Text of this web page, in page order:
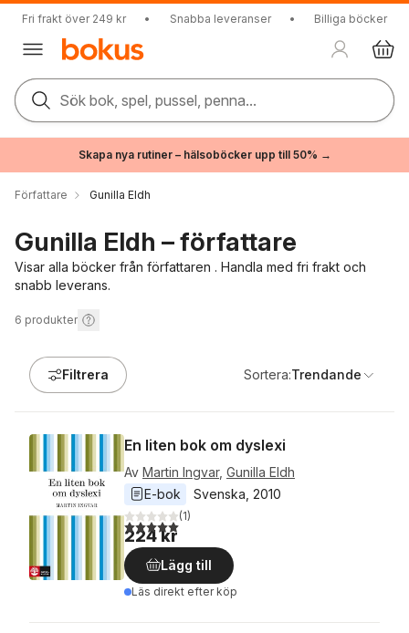
Fri frakt över 249 kr • Snabba leveranser • Billiga böcker
Sök bok, spel, pussel, penna...
Skapa nya rutiner – hälsoböcker upp till 50% →
Författare Gunilla Eldh
Gunilla Eldh – författare
Visar alla böcker från författaren . Handla med fri frakt och
snabb leverans.
6 produkter
Filtrera Sortera:Trendande
En liten bok om dyslexi
Av Martin Ingvar, Gunilla Eldh
E-bok
Svenska 2010
5,0utav 5 stjärnor. Totalt antal röster:
(1)
224 kr
Lägg till
Läs direkt efter köp